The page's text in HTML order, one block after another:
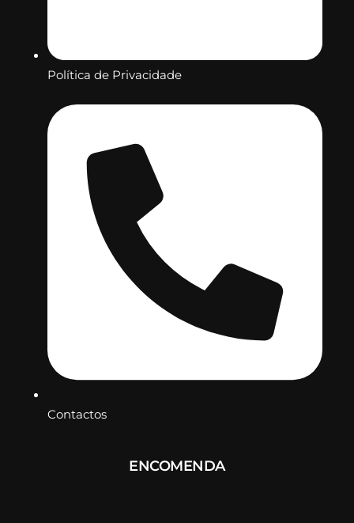
Política de Privacidade
Contactos
ENCOMENDA